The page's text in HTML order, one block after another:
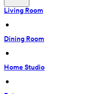
Living Room
•
Dining Room
•
Home Studio
•